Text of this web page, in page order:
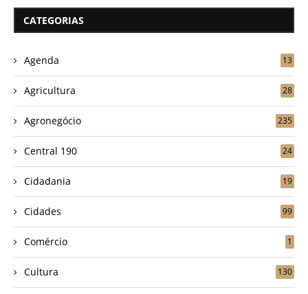
CATEGORIAS
Agenda 13
Agricultura 28
Agronegócio 235
Central 190 24
Cidadania 19
Cidades 99
Comércio 1
Cultura 130